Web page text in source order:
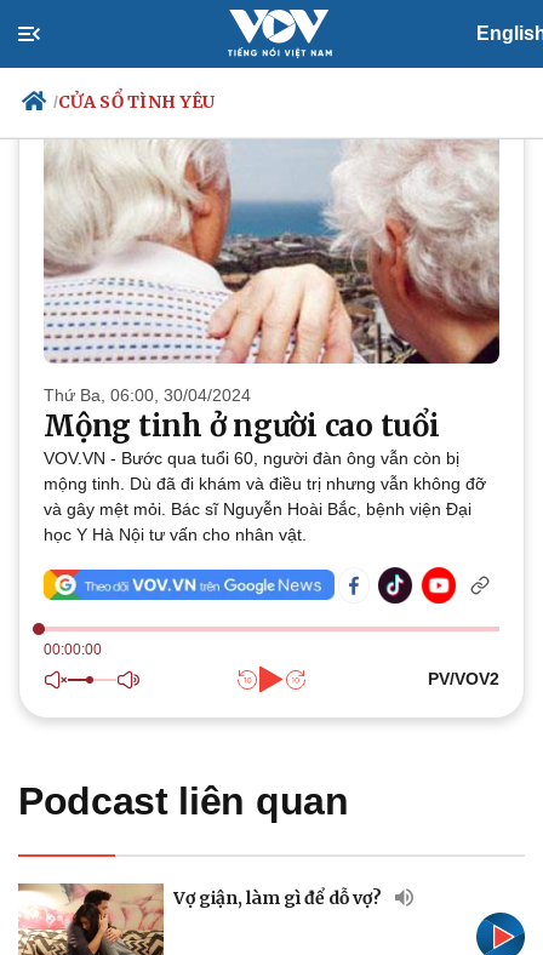
/CỬA SỔ TÌNH YÊU
Chính trị
Đảng
Tổ chức nhân sự
Quốc hội
Nhận diện sự thật
Xã hội
Tin 24h
Dự báo thời tiết
Giáo dục
Dấu ấn VOV
Việc làm
Thế giới
Cuộc sống đó đây
Multimedia
Ảnh
Bất động sản
Giá vàng
Tỷ giá
Chứng khoán
Giá cà phê
PODCAST Cửa sổ tình yêu
Thứ Ba, 06:00, 30/04/2024
Mộng tinh ở người cao tuổi
VOV.VN - Bước qua tuổi 60, người đàn ông vẫn còn bị
mộng tinh. Dù đã đi khám và điều trị nhưng vẫn không đỡ
và gây mệt mỏi. Bác sĩ Nguyễn Hoài Bắc, bệnh viện Đại
học Y Hà Nội tư vấn cho nhân vật.
00:00:00
PV/VOV2
Podcast liên quan
Vợ giận, làm gì để dỗ vợ?